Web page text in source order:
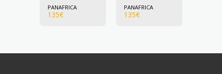
PANAFRICA
135€
PANAFRICA
135€